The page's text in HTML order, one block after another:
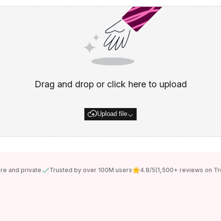
Drag and drop or click here to upload
Upload file
and private Trusted by over 100M users 4.8/5(1,500+ reviews on